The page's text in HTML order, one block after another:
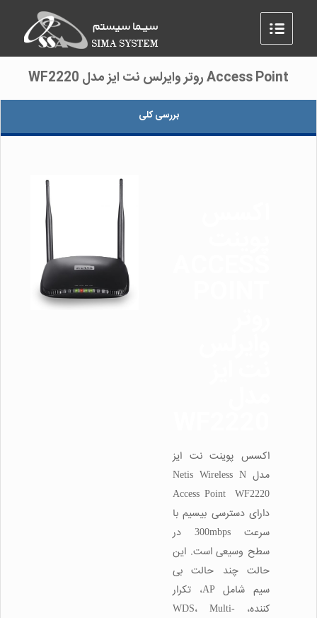
Access Point روتر وایرلس نت ایز مدل WF2220
بررسی کلی
اکسس پوینت نت ایز
مدل Netis Wireless N
Access Point WF2220
دارای دسترسی بیسیم با
سرعت 300mbps در
سطح وسیعی است. این
حالت چند حالت بی
سیم شامل AP، تکرار
کننده، WDS، Multi-